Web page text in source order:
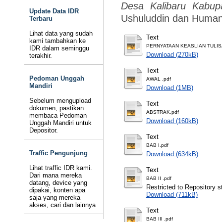
Update Data IDR
Terbaru
Lihat data yang sudah
kami tambahkan ke
IDR dalam seminggu
terakhir.
Pedoman Unggah
Mandiri
Sebelum mengupload
dokumen, pastikan
membaca Pedoman
Unggah Mandiri untuk
Depositor.
Traffic Pengunjung
Lihat traffic IDR kami.
Dari mana mereka
datang, device yang
dipakai, konten apa
saja yang mereka
akses, cari dan lainnya
Desa Kalibaru
Ushuluddin dan
Text
PERNYATAAN KEASLIAN
Download (270kB)
Text
AWAL .pdf
Download (1MB)
Text
ABSTRAK.pdf
Download (160kB)
Text
BAB I.pdf
Download (634kB)
Text
BAB II .pdf
Restricted to Repository
Download (711kB)
Text
BAB III .pdf